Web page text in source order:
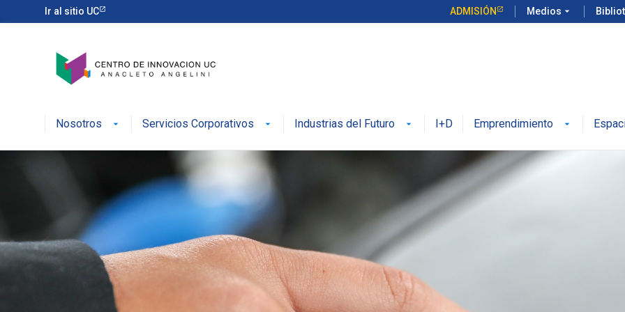
Ir al sitio UC ADMISIÓN Medios arrow_drop_down
Nosotros Servicios Corporativos Industrias del Futuro I+D Emprendimiento